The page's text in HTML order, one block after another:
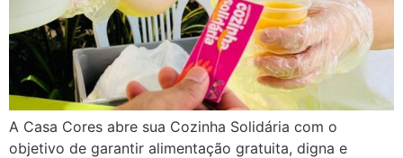
A Casa Cores abre sua Cozinha Solidária com o
objetivo de garantir alimentação gratuita, digna e